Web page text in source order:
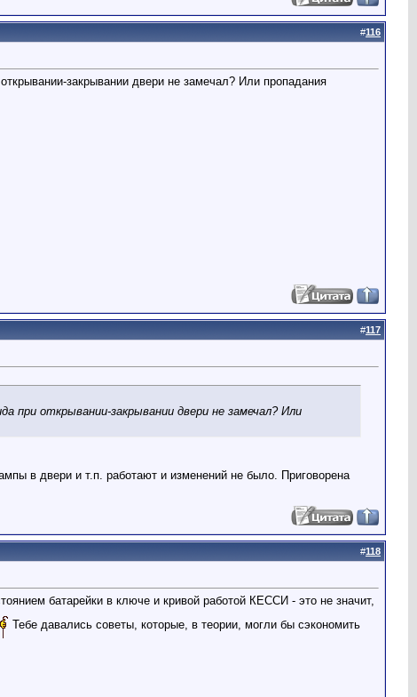
#116
закрывании двери не замечал? Или пропадания
#117
при открывании-закрывании двери не замечал? Или
в двери и т.п. работают и изменений не было. Приговорена
#118
батарейки в ключе и кривой работой КЕССИ - это не значит,
Тебе давались советы, которые, в теории, могли бы сэкономить